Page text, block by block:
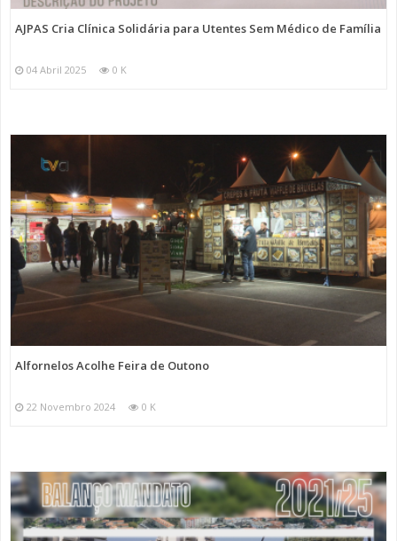
AJPAS Cria Clínica Solidária para Utentes Sem Médico de Família
04 Abril 2025 0 K
Alfornelos Acolhe Feira de Outono
22 Novembro 2024 0 K